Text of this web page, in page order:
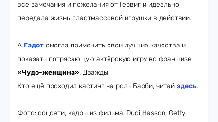
все замечания и пожелания от Гервиг и идеально
передала жизнь пластмассовой игрушки в действии.
А Гадот смогла применить свои лучшие качества и
показать потрясающую актёрскую игру во франшизе
«Чудо-женщина». Дважды.
Кто ещё проходил кастинг на роль Барби, читай здесь.
Фото: соцсети, кадры из фильма, Dudi Hasson, Getty